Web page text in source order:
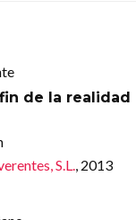
de la realidad
S.L., 2013